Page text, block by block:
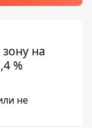
на
%
не